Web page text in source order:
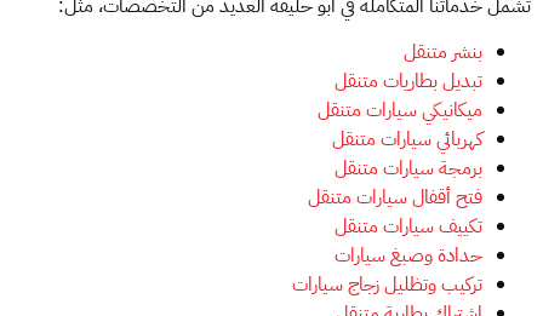
تشمل خدماتنا المتكاملة في أبو حليفة العديد من التخصصات، مثل:
بنشر متنقل
تبديل بطاريات متنقل
ميكانيكي سيارات متنقل
كهربائي سيارات متنقل
برمجة سيارات متنقل
فتح أقفال سيارات متنقل
تكييف سيارات متنقل
حدادة وصبغ سيارات
تركيب وتظليل زجاج سيارات